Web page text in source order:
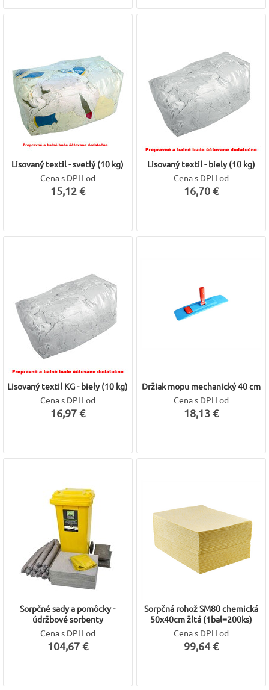
Lisovaný textil - svetlý (10 kg)
Cena s DPH od
15,12 €
Lisovaný textil - biely (10 kg)
Cena s DPH od
16,70 €
Lisovaný textil KG - biely (10 kg)
Cena s DPH od
16,97 €
Držiak mopu mechanický 40 cm
Cena s DPH od
18,13 €
Sorpčné sady a pomôcky -
údržbové sorbenty
Cena s DPH od
104,67 €
Sorpčná rohož SM80 chemická
50x40cm žltá (1bal=200ks)
Cena s DPH od
99,64 €